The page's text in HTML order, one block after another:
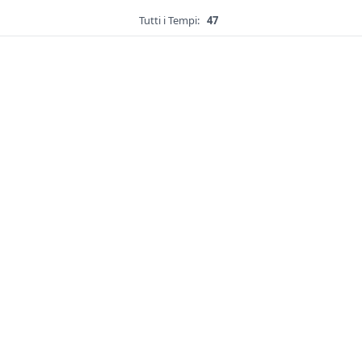
Tutti i Tempi: 47